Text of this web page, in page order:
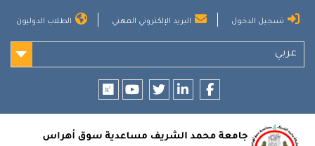
تسجيل الدخول البريد الإلكتروني المهني الطلاب الدوليون
عربي